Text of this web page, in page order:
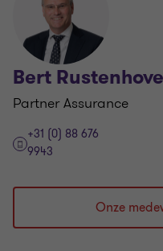
Bert
Partner Assurance
+31 (0) 88 676
9943
Onze